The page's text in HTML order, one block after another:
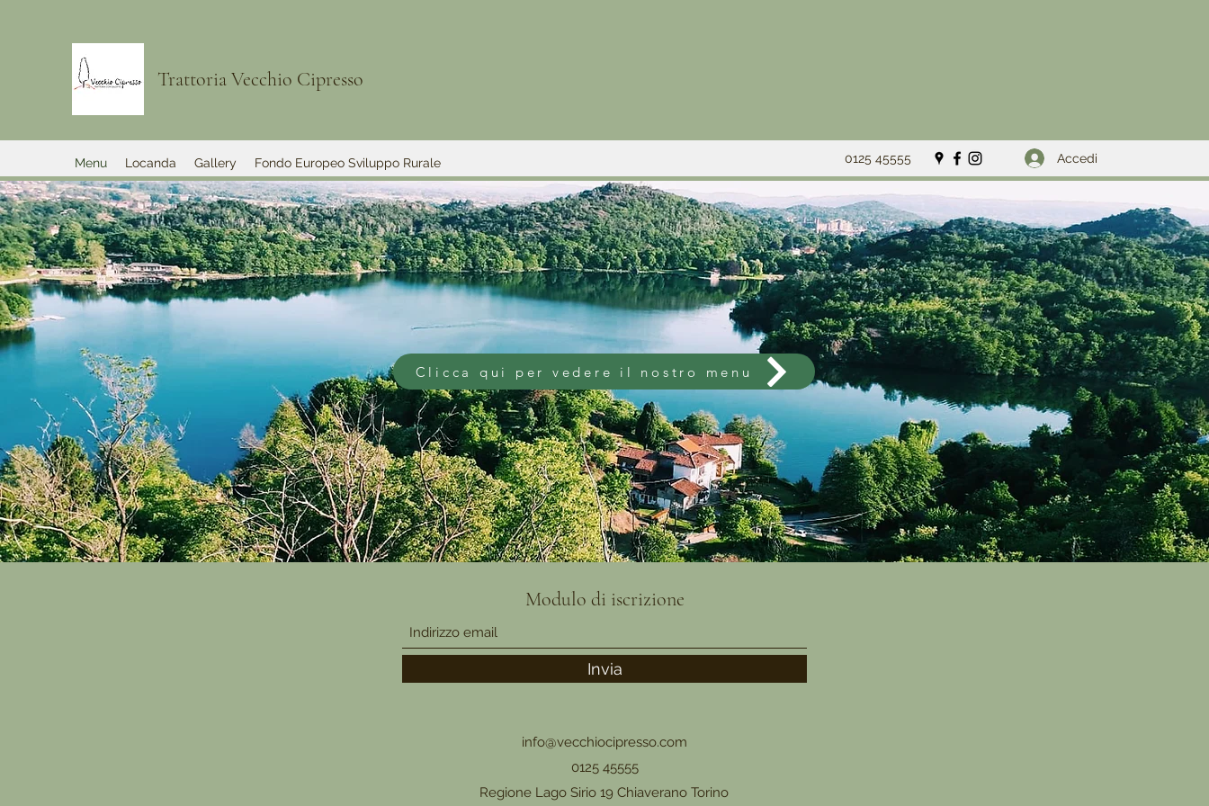
Trattoria Vecchio Cipresso
Menu Locanda Gallery Fondo Europeo Sviluppo Rurale 0125 45555 Accedi
Clicca qui per vedere il nostro menu
Modulo di iscrizione
Invia
info@vecchiocipresso.com
0125 45555
Regione Lago Sirio 19 Chiaverano Torino